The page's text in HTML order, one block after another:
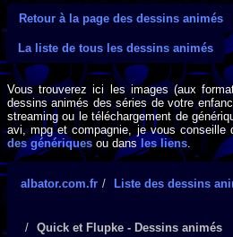
Retour à la page des dessins animés
La liste de tous les dessins animés
Vous trouverez ici les images (aux
dessins animés des séries de votre
streaming ou le téléchargement de
avi, mpg et compagnie, je vous
des génériques ou dans les liens
albator.com.fr Liste des dessins
Quick et Flupke - Dessins animés